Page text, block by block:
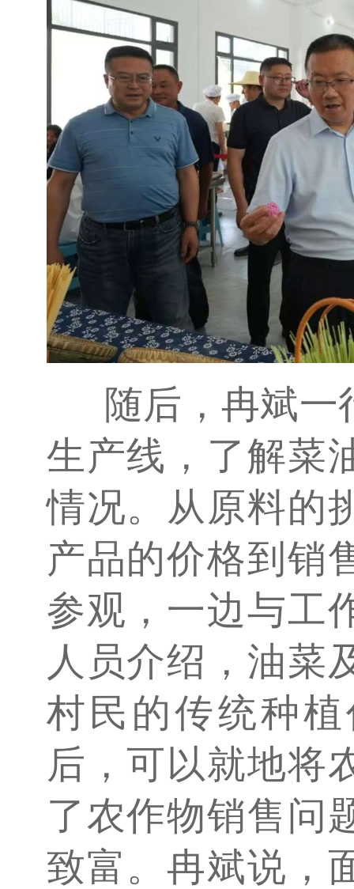
随后，冉斌一
生产线，了解菜
情况。从原料的
产品的价格到销
参观，一边与工
人员介绍，油菜
村民的传统种
后，可以就地将
了农作物销售问
致富。冉斌说，